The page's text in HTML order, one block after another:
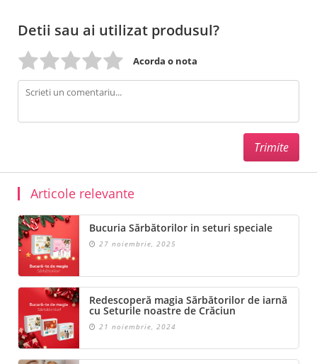
Detii sau ai utilizat produsul?
Acorda o nota
Articole relevante
Bucuria Sărbătorilor in seturi speciale
27 noiembrie, 2025
Redescoperă magia Sărbătorilor de iarnă
cu Seturile noastre de Crăciun
21 noiembrie, 2024